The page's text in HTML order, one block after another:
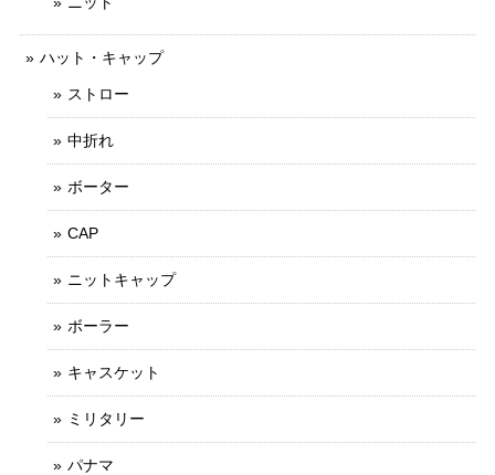
ハット・キャップ
ストロー
中折れ
ボーター
CAP
ニットキャップ
ボーラー
キャスケット
ミリタリー
パナマ